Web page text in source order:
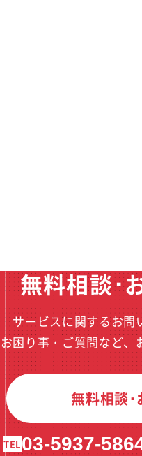
無料相談･
サービスに関するお問
お困り事・ご質問など
無料相談･
TEL03-5937-